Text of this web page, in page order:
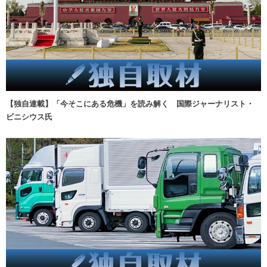
【独自連載】「今そこにある危機」を読み解く 国際ジャーナリスト・
ビニシウス氏